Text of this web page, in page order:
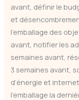
avant, définir le
et
l’emballage des
avant, notifier les
semaines avant,
3 semaines avant,
d’énergie et
l’emballage la